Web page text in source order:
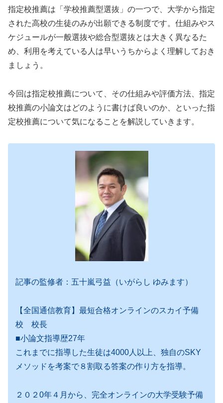
指定校推薦は「学校推薦型選抜」の一つで、大学から指定
された高校の生徒のみが出願できる制度です。仕組みやス
ケジュールが一般選抜や総合型選抜とは大きく異なるた
め、利用を考えている人は早いうちからよく理解しておき
ましょう。
今回は指定校推薦について、その仕組みや評価方法、指定
校推薦の小論文はどのように書けば良いのか、といった指
定校推薦について気になることを解説していきます。
記事の監修者：五十嵐弓益（いがらし ゆみます）
【全国通信教育】最短合格オンラインのスカイ予備
校 校長
■小論文指導歴27年
これまでに指導した生徒は4000人以上、独自のSKY
メソッドを考案で８割取る答案の作り方を指導。
２０２0年４月から、完全オンラインの大学受験予備